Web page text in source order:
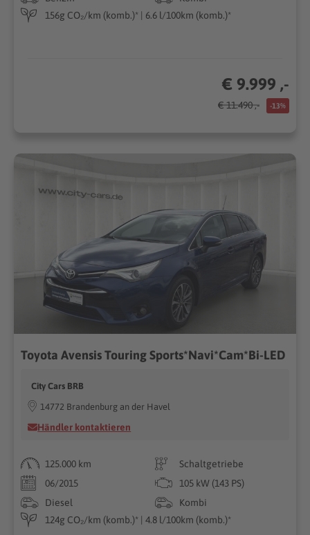
156g CO₂/km (komb.)* | 6.6 l/100km (komb.)*
€ 9.999 ,-
€ 11.490 ,- -13%
Toyota Avensis Touring Sports*Navi*Cam*Bi-LED
City Cars BRB
14772 Brandenburg an der Havel
Händler kontaktieren
125.000 km
Schaltgetriebe
06/2015
105 kW (143 PS)
Diesel
Kombi
124g CO₂/km (komb.)* | 4.8 l/100km (komb.)*